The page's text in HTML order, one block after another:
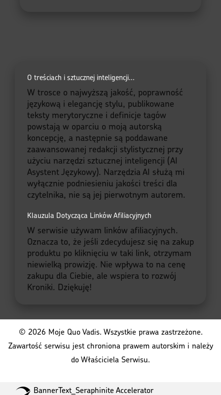
O treściach i sztucznej inteligencji...
W trosce o najwyższą jakość, poprawność
językową i elegancję stylu, publikowane
teksty merytoryczne i definicje tagów
powstają w oparciu o moją autorską
koncepcję, a następnie są poddawane
zaawansowanej redakcji stylistycznej przy
użyciu narzędzi sztucznej inteligencji (AI
Asystent Językowy). Narzędzia AI służą mi
wyłącznie podniesieniu jakości treści dla
czytelnika, nie są jej pierwotnym autorem.
Klauzula Dotycząca Linków Afiliacyjnych
W serwisie używam linków afiliacyjnych.
Oznacza to, że jeśli zdecydujesz się na zakup
produktu po kliknięciu w taki link, otrzymam
niewielką prowizję. Nie wpływa to na cenę
zakupu dla Ciebie, ale wspiera to rozwój
Kroniki. Dziękuję!
© 2026 Moje Quo Vadis. Wszystkie prawa zastrzeżone.
Zawartość serwisu jest chroniona prawem autorskim i należy
do Właściciela Serwisu.